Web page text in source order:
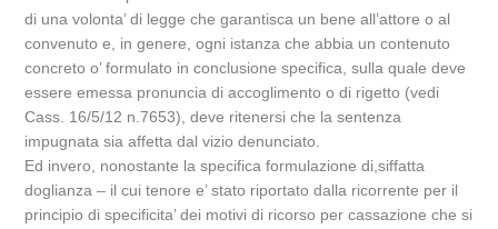
di una volonta’ di legge che garantisca un bene all’attore o al
convenuto e, in genere, ogni istanza che abbia un contenuto
concreto o’ formulato in conclusione specifica, sulla quale deve
essere emessa pronuncia di accoglimento o di rigetto (vedi
Cass. 16/5/12 n.7653), deve ritenersi che la sentenza
impugnata sia affetta dal vizio denunciato.
Ed invero, nonostante la specifica formulazione di,siffatta
doglianza – il cui tenore e’ stato riportato dalla ricorrente per il
principio di specificita’ dei motivi di ricorso per cassazione che si